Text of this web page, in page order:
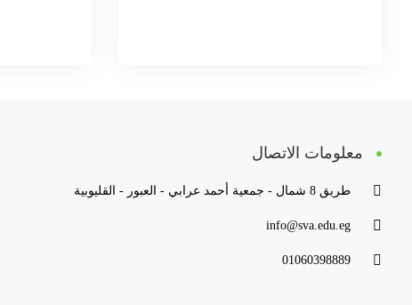
معلومات الاتصال
طريق 8 شمال - جمعية أحمد عرابي - العبور - القليوبية
info@sva.edu.eg
01060398889